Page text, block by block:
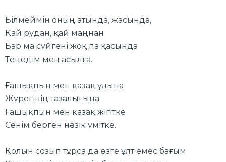
Білмеймін оның атында, жасында,
Қай рудан, қай маңнан
Бар ма сүйгені жоқ па қасында
Теңедім мен асылға.
Ғашықпын мен қазақ ұлына
Жүрегінің тазалығына.
Ғашықпын мен қазақ жігітке
Сенім берген нәзік үмітке.
Қолын созып тұрса да өзге ұлт емес бағым